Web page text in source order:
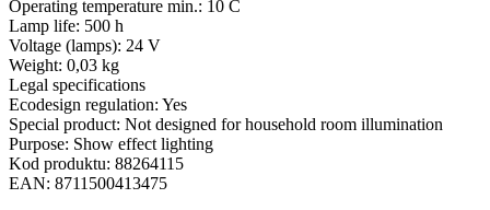
Operating temperature min.: 10 C
Lamp life: 500 h
Voltage (lamps): 24 V
Weight: 0,03 kg
Legal specifications
Ecodesign regulation: Yes
Special product: Not designed for household room illumination
Purpose: Show effect lighting
Kod produktu: 88264115
EAN: 8711500413475